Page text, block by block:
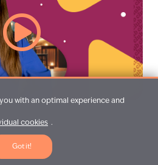
with an optimal experience and
cookies .
Got it!